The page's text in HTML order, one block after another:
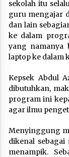
sekolah itu
guru mengajar
dan lain
ke dalam
yang namanya
laptop ke dalam
Kepsek Abdul
dibutuhkan,
program ini
agar ilmu
Menyinggung
dikenal
menampik.